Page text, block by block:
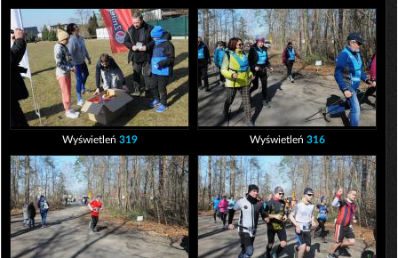
Wyświetleń 319 Wyświetleń 316